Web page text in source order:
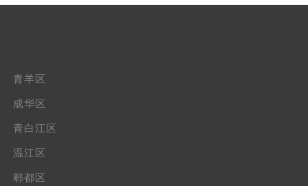
青羊区
成华区
青白江区
温江区
郫都区